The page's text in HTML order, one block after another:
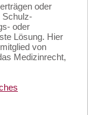
oder
Schulz-
oder
Lösung. Hier
von
Medizinrecht,